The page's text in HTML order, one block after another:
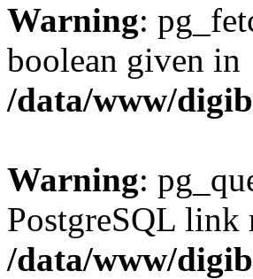
Warning:
boolean given in
/data/www/
Warning:
PostgreSQL link
/data/www/